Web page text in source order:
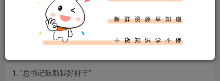
百度热搜新闻
新闻来源：百度热搜榜
1. “总书记鼓励我好好干”